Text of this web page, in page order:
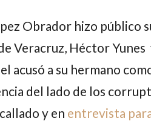
Obradorhizo público
Veracruz, Héctor Yunes
acusó a su hermano
del lado de los
y en entrevista